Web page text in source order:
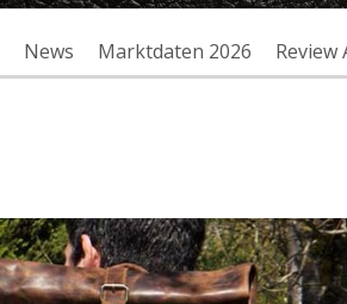
News Marktdaten 2026